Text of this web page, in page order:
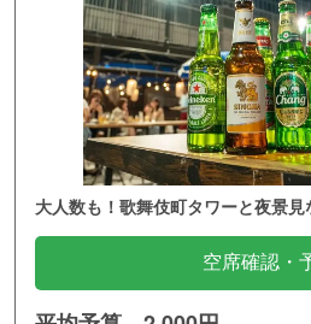
大人数も！歌舞伎町タワーと夜景
空席確認・